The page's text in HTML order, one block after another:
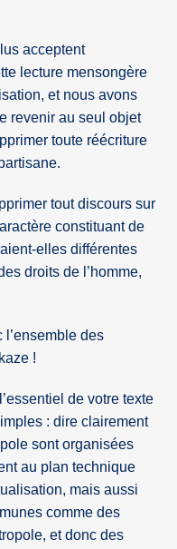
acceptent
lecture mensongère
et nous avons
revenir au seul objet
toute réécriture
tout discours sur
constituant de
elles différentes
droits de l’homme,
l’ensemble des
!
de votre texte
: dire clairement
sont organisées
au plan technique
mais aussi
comme des
et donc des